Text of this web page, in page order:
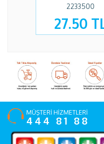
2233500
27.50
MÜŞTERİ HİZMETLERİ
444 81 88